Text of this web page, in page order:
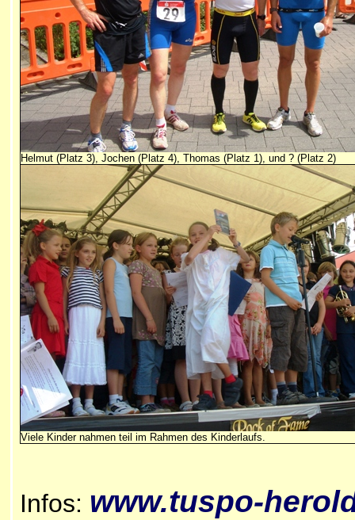
Helmut (Platz 3), Jochen (Platz 4), Thomas (Platz 1), und ? (Platz 2)
Viele Kinder nahmen teil im Rahmen des Kinderlaufs.
Infos: www.tuspo-